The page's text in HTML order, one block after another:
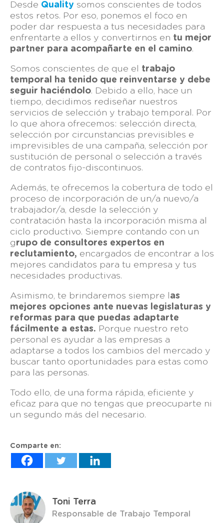
Desde Quality somos conscientes de todos
estos retos. Por eso, ponemos el foco en
poder dar respuesta a tus necesidades para
enfrentarte a ellos y convertirnos en tu mejor
partner para acompañarte en el camino.
Somos conscientes de que el trabajo
temporal ha tenido que reinventarse y debe
seguir haciéndolo. Debido a ello, hace un
tiempo, decidimos rediseñar nuestros
servicios de selección y trabajo temporal. Por
lo que ahora ofrecemos: selección directa,
selección por circunstancias previsibles e
imprevisibles de una campaña, selección por
sustitución de personal o selección a través
de contratos fijo-discontinuos.
Además, te ofrecemos la cobertura de todo el
proceso de incorporación de un/a nuevo/a
trabajador/a, desde la selección y
contratación hasta la incorporación misma al
ciclo productivo. Siempre contando con un
grupo de consultores expertos en
reclutamiento, encargados de encontrar a los
mejores candidatos para tu empresa y tus
necesidades productivas.
Asimismo, te brindaremos siempre l as
mejores opciones ante nuevas legislaturas y
reformas para que puedas adaptarte
fácilmente a estas. Porque nuestro reto
personal es ayudar a las empresas a
adaptarse a todos los cambios del mercado y
buscar tanto oportunidades para estas como
para las personas.
Todo ello, de una forma rápida, eficiente y
eficaz para que no tengas que preocuparte ni
un segundo más del necesario.
Comparte en:
Toni Terra
Responsable de Trabajo Temporal